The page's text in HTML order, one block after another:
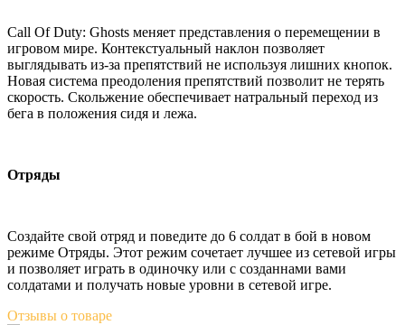
Call Of Duty: Ghosts меняет представления о перемещении в
игровом мире. Контекстуальный наклон позволяет
выглядывать из-за препятствий не используя лишних кнопок.
Новая система преодоления препятствий позволит не терять
скорость. Скольжение обеспечивает натральный переход из
бега в положения сидя и лежа.
Отряды
Создайте свой отряд и поведите до 6 солдат в бой в новом
режиме Отряды. Этот режим сочетает лучшее из сетевой игры
и позволяет играть в одиночку или с созданнами вами
солдатами и получать новые уровни в сетевой игре.
Отзывы о товаре